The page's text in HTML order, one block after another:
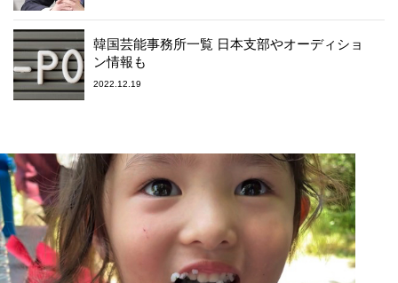
韓国芸能事務所一覧 日本支部やオーディショ
ン情報も
2022.12.19